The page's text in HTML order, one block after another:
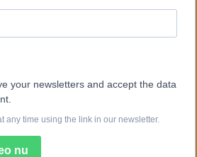
your newsletters and accept the data
any time using the link in our newsletter.
nu